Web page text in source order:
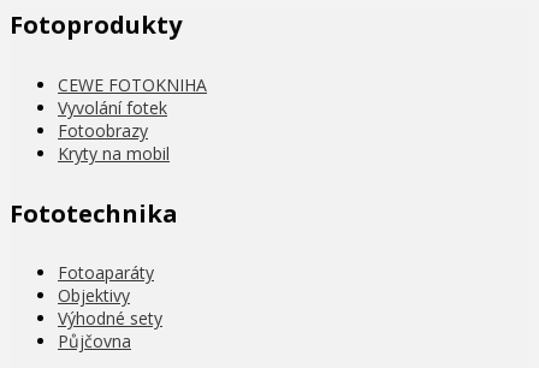
Fotoprodukty
CEWE FOTOKNIHA
Vyvolání fotek
Fotoobrazy
Kryty na mobil
Fototechnika
Fotoaparáty
Objektivy
Výhodné sety
Půjčovna